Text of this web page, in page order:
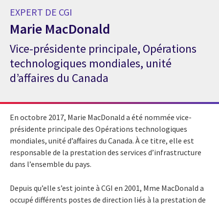
EXPERT DE CGI
Marie MacDonald
Expert de CGI Marie MacDonald
Vice-présidente principale, Opérations
technologiques mondiales, unité
d’affaires du Canada
En octobre 2017, Marie MacDonald a été nommée vice-
présidente principale des Opérations technologiques
mondiales, unité d’affaires du Canada. À ce titre, elle est
responsable de la prestation des services d’infrastructure
dans l’ensemble du pays.
Depuis qu’elle s’est jointe à CGI en 2001, Mme MacDonald a
occupé différents postes de direction liés à la prestation de